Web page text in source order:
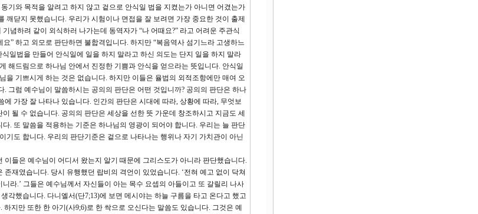
기와 목적을 알려고 하지 않고 겉으로 안식일 법을 지켰는가 아니면 어겼는가
닫지 못했습니다. 우리가 시험이나 면접을 잘 보려면 가장 중요한 것이 출제
념하려 같이 외식하러 나가는데 동역자가 “나 어때요?” 라고 어려운 주관식
” 하고 외모로 판단하면 불합격입니다. 하지만 “복음역사 섬기느라 고생하느
일법을 만들어 안식일에 일을 하지 말라고 하신 의도는 단지 일을 하지 말라
해드림으로 하나님 안에서 진정한 기쁨과 안식을 얻으라는 뜻입니다. 안식일
기쁘시게 하는 것은 없습니다. 하지만 이들은 율법의 외적조항에만 매여 오
그럼 예수님이 말씀하시는 공의의 판단은 어떤 것입니까? 공의의 판단은 하나
가장 잘 나타나 있습니다. 인간의 판단은 시대에 따라, 상황에 따라, 무엇보
될 수 없습니다. 공의의 판단은 세상을 선한 뜻 가운데 창조하시고 지금도 세
. 또 말씀을 적용하는 기준은 하나님의 영광이 되어야 합니다. 우리는 늘 판단
기도 합니다. 우리의 판단기준은 겉으로 나타나는 행위나 자기 가치관이 아닌
들은 예수님이 어디서 왔는지 알기 때문에 그리스도가 아니라 판단했습니다.
재였습니다. 당시 유행했던 랍비의 격언이 있었습니다. ‘전혀 예고 없이 닥쳐
라.’ 그들은 예수님께서 자신들이 아는 목수 요셉의 아들이고 또 갈릴리 나사
각했습니다. 다니엘서(단7;13)에 보면 메시야는 하늘 구름을 타고 온다고 했고
지만 또한 한 아기(사9;6)로 한 싹으로 오신다는 말씀도 있습니다. 그것은 예